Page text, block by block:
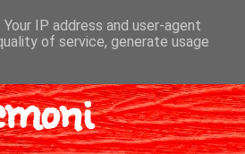
IP address and user-agent
of service, generate usage